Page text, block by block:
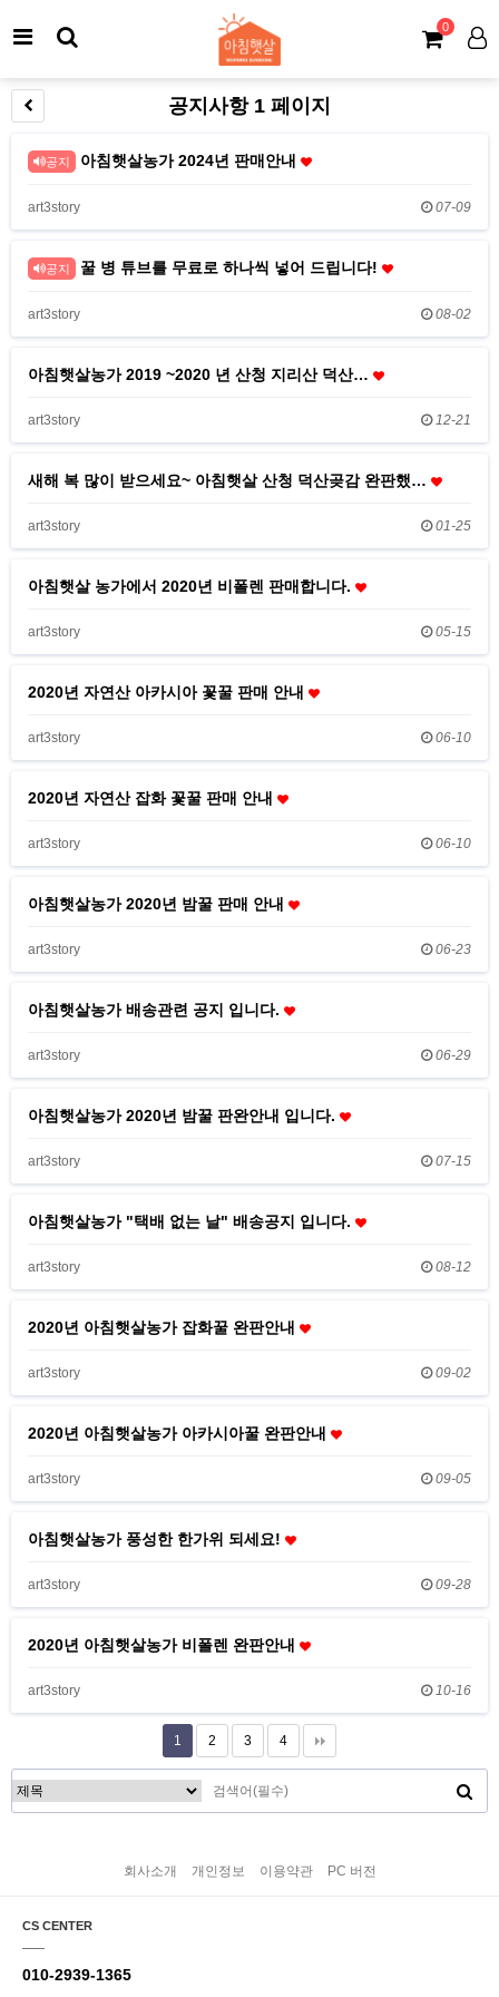
0
공지사항 1 페이지
공지 아침햇살농가 2024년 판매안내
art3story 07-09
공지 꿀 병 튜브를 무료로 하나씩 넣어 드립니다!
art3story 08-02
아침햇살농가 2019 ~2020 년 산청 지리산 덕산…
art3story 12-21
새해 복 많이 받으세요~ 아침햇살 산청 덕산곶감 완판했…
art3story 01-25
아침햇살 농가에서 2020년 비폴렌 판매합니다.
art3story 05-15
2020년 자연산 아카시아 꽃꿀 판매 안내
art3story 06-10
2020년 자연산 잡화 꽃꿀 판매 안내
art3story 06-10
아침햇살농가 2020년 밤꿀 판매 안내
art3story 06-23
아침햇살농가 배송관련 공지 입니다.
art3story 06-29
아침햇살농가 2020년 밤꿀 판완안내 입니다.
art3story 07-15
아침햇살농가 "택배 없는 날" 배송공지 입니다.
art3story 08-12
2020년 아침햇살농가 잡화꿀 완판안내
art3story 09-02
2020년 아침햇살농가 아카시아꿀 완판안내
art3story 09-05
아침햇살농가 풍성한 한가위 되세요!
art3story 09-28
2020년 아침햇살농가 비폴렌 완판안내
art3story 10-16
1 2 3 4
회사소개 개인정보 이용약관 PC 버전
CS CENTER
010-2939-1365